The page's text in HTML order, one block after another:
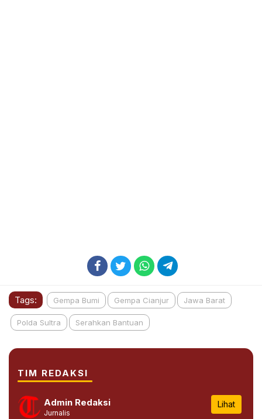
Tags: Gempa Bumi Gempa Cianjur Jawa Barat
Polda Sultra Serahkan Bantuan
TIM REDAKSI
Admin Redaksi
Jurnalis
Lihat